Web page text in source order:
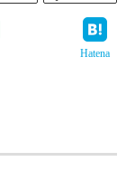
Hatena